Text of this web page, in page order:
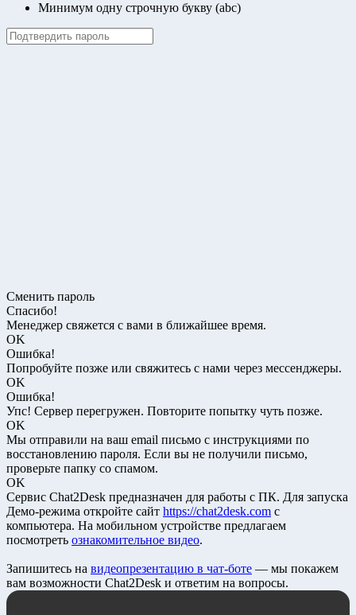
Минимум одну строчную букву (abc)
Сменить пароль
Спасибо!
Менеджер свяжется с вами в ближайшее время.
OK
Ошибка!
Попробуйте позже или свяжитесь с нами через мессенджеры.
OK
Ошибка!
Упс! Сервер перегружен. Повторите попытку чуть позже.
OK
Мы отправили на ваш email письмо с инструкциями по
восстановлению пароля. Если вы не получили письмо,
проверьте папку со спамом.
OK
Сервис Chat2Desk предназначен для работы с ПК. Для запуска
Демо-режима откройте сайт https://chat2desk.com с
компьютера. На мобильном устройстве предлагаем
посмотреть ознакомительное видео.
Запишитесь на видеопрезентацию в чат-боте — мы покажем
вам возможности Chat2Desk и ответим на вопросы.